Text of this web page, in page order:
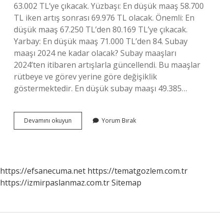
63.002 TL’ye çıkacak. Yüzbaşı: En düşük maaş 58.700
TL iken artış sonrası 69.976 TL olacak. Önemli: En
düşük maaş 67.250 TL’den 80.169 TL’ye çıkacak.
Yarbay: En düşük maaş 71.000 TL’den 84. Subay
maaşı 2024 ne kadar olacak? Subay maaşları
2024’ten itibaren artışlarla güncellendi. Bu maaşlar
rütbeye ve görev yerine göre değişiklik
göstermektedir. En düşük subay maaşı 49.385…
Devamını okuyun
Astsubay
Yorum Bırak
https://efsanecuma.net https://tematgozlem.com.tr
https://izmirpaslanmaz.com.trSitemap